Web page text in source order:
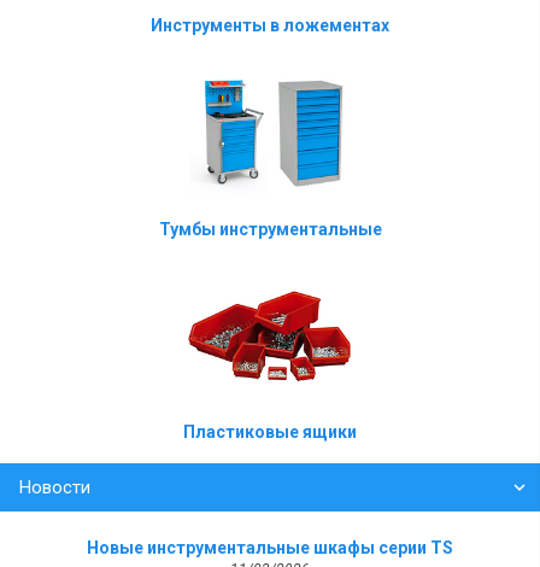
Инструменты в ложементах
Тумбы инструментальные
Пластиковые ящики
Новости
Новые инструментальные шкафы серии TS